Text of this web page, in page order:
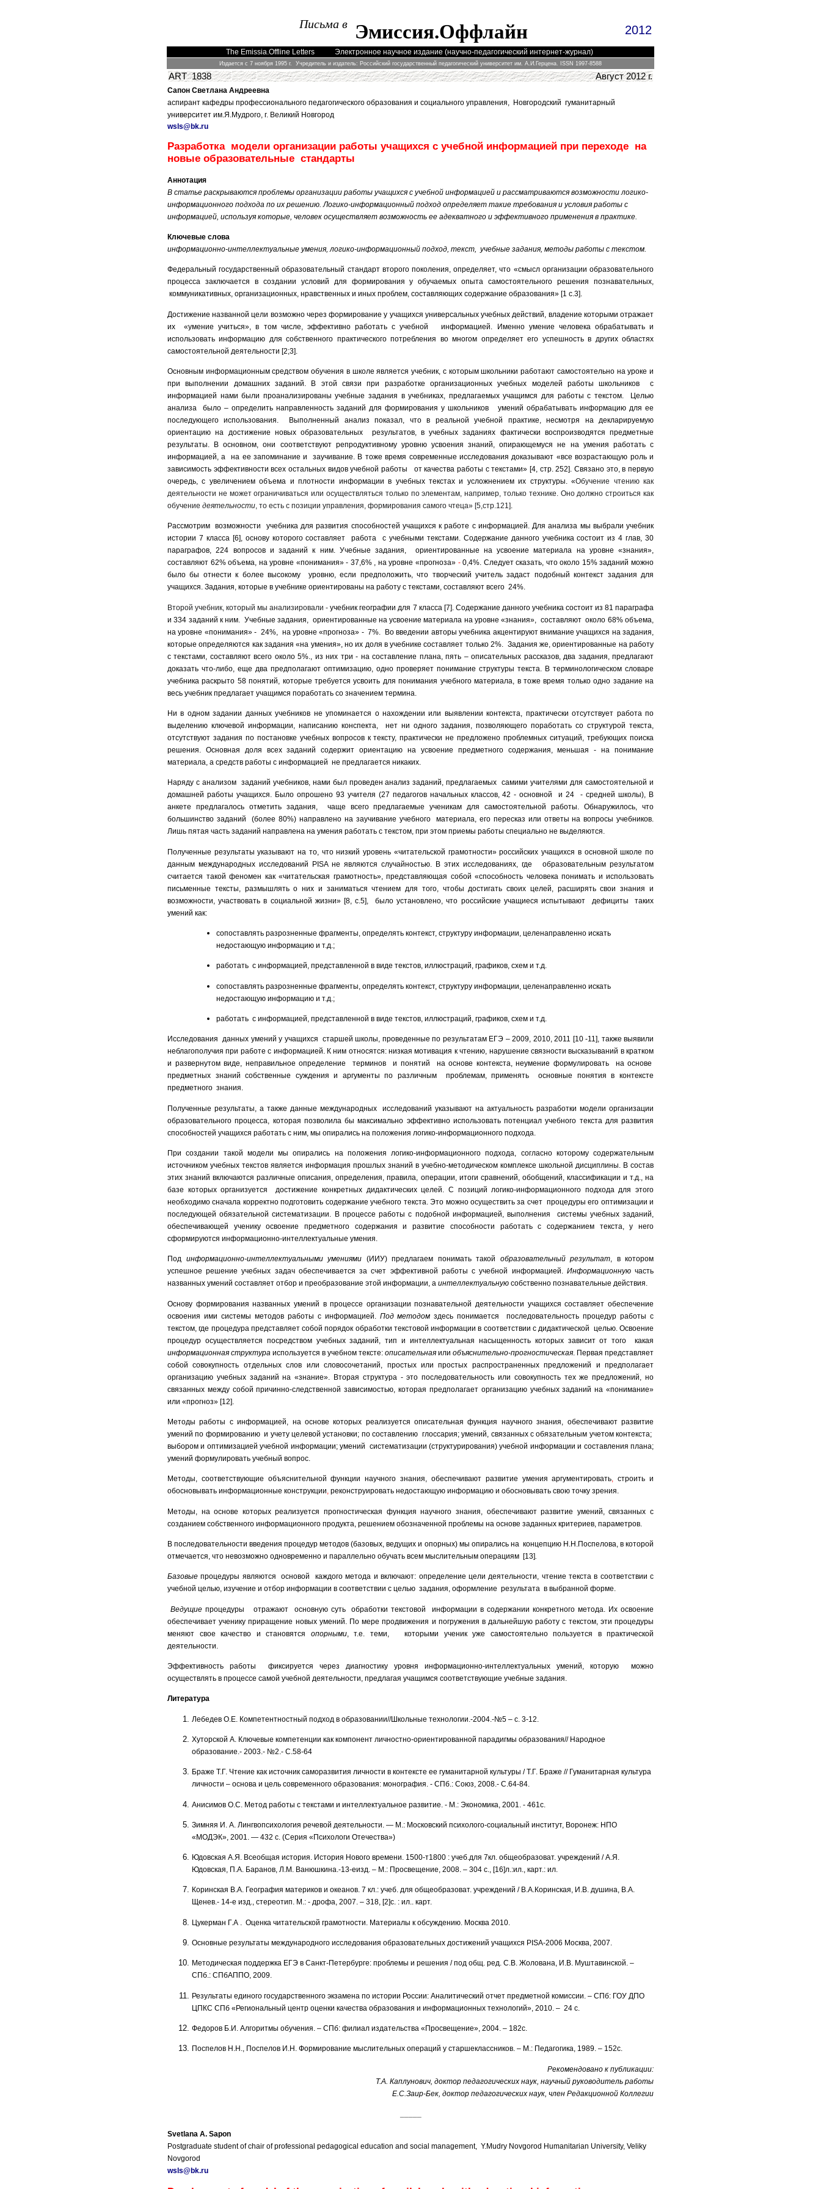
Письма в Эмиссия.Оффлайн 2012
The Emissia.Offline Letters Электронное научное издание (научно-педагогический интернет-журнал)
Издается с 7 ноября 1995 г. Учредитель и издатель: Российский государственный педагогический университет им. А.И.Герцена. ISSN 1997-8588
ART 1838 Август2012 г.
Сапон Светлана Андреевна
аспирант кафедры профессионального педагогического образования и социального управления, Новгородский гуманитарный
университет им.Я.Мудрого, г. Великий Новгород
wsls@bk.ru
Разработка модели организации работы учащихся с учебной информацией при переходе на
новые образовательные стандарты
Аннотация
В статье раскрываются проблемы организации работы учащихся с учебной информацией и рассматриваются возможности логико-
информационного подхода по их решению. Логико-информационный подход определяет такие требования и условия работы с
информацией, используя которые, человек осуществляет возможность ее адекватного и эффективного применения в практике.
Ключевые слова
информационно-интеллектуальные умения, логико-информационный подход, текст, учебные задания, методы работы с текстом.
Федеральный государственный образовательный стандарт второго поколения, определяет, что «смысл организации образовательного
процесса заключается в создании условий для формирования у обучаемых опыта самостоятельного решения познавательных,
коммуникативных, организационных, нравственных и иных проблем, составляющих содержание образования» [1 с.3].
Достижение названной цели возможно через формирование у учащихся универсальных учебных действий, владение которыми отражает
их «умение учиться», в том числе, эффективно работать с учебной информацией. Именно умение человека обрабатывать и
использовать информацию для собственного практического потребления во многом определяет его успешность в других областях
самостоятельной деятельности [2;3].
Основным информационным средством обучения в школе является учебник, с которым школьники работают самостоятельно на уроке и
при выполнении домашних заданий. В этой связи при разработке организационных учебных моделей работы школьников с
информацией нами были проанализированы учебные задания в учебниках, предлагаемых учащимся для работы с текстом. Целью
анализа было – определить направленность заданий для формирования у школьников умений обрабатывать информацию для ее
последующего использования. Выполненный анализ показал, что в реальной учебной практике, несмотря на декларируемую
ориентацию на достижение новых образовательных результатов, в учебных заданиях фактически воспроизводятся предметные
результаты. В основном, они соответствуют репродуктивному уровню усвоения знаний, опирающемуся не на умения работать с
информацией, а на ее запоминание и заучивание. В тоже время современные исследования доказывают «все возрастающую роль и
зависимость эффективности всех остальных видов учебной работы от качества работы с текстами» [4, стр. 252]. Связано это, в первую
очередь, с увеличением объема и плотности информации в учебных текстах и усложнением их структуры. «Обучение чтению как
деятельности не может ограничиваться или осуществляться только по элементам, например, только технике. Оно должно строиться как
обучение деятельности, то есть с позиции управления, формирования самого чтеца» [5,стр.121].
Рассмотрим возможности учебника для развития способностей учащихся к работе с информацией. Для анализа мы выбрали учебник
истории 7 класса [6], основу которого составляет работа с учебными текстами. Содержание данного учебника состоит из 4 глав, 30
параграфов, 224 вопросов и заданий к ним. Учебные задания, ориентированные на усвоение материала на уровне «знания»,
составляют 62% объема, на уровне «понимания» - 37,6% , на уровне «прогноза» -0,4%. Следует сказать, что около 15% заданий можно
было бы отнести к более высокому уровню, если предположить, что творческий учитель задаст подобный контекст задания для
учащихся. Задания, которые в учебнике ориентированы на работу с текстами, составляют всего 24%.
Второй учебник, который мы анализировали -учебник географии для 7 класса [7]. Содержание данного учебника состоит из 81 параграфа
и 334 заданий к ним. Учебные задания, ориентированные на усвоение материала на уровне «знания», составляют около 68% объема,
на уровне «понимания» - 24%, на уровне «прогноза» - 7%. Во введении авторы учебника акцентируют внимание учащихся на задания,
которые определяются как задания «на умения», но их доля в учебнике составляет только 2%. Задания же, ориентированные на работу
с текстами, составляют всего около 5%., из них три - на составление плана, пять – описательных рассказов, два задания, предлагают
доказать что-либо, еще два предполагают оптимизацию, одно проверяет понимание структуры текста. В терминологическом словаре
учебника раскрыто 58 понятий, которые требуется усвоить для понимания учебного материала, в тоже время только одно задание на
весь учебник предлагает учащимся поработать со значением термина.
Ни в одном задании данных учебников не упоминается о нахождении или выявлении контекста, практически отсутствует работа по
выделению ключевой информации, написанию конспекта, нет ни одного задания, позволяющего поработать со структурой текста,
отсутствуют задания по постановке учебных вопросов к тексту, практически не предложено проблемных ситуаций, требующих поиска
решения. Основная доля всех заданий содержит ориентацию на усвоение предметного содержания, меньшая - на понимание
материала, а средств работы с информацией не предлагается никаких.
Наряду с анализом заданий учебников, нами был проведен анализ заданий, предлагаемых самими учителями для самостоятельной и
домашней работы учащихся. Было опрошено 93 учителя (27 педагогов начальных классов, 42 - основной и 24 - средней школы), В
анкете предлагалось отметить задания, чаще всего предлагаемые ученикам для самостоятельной работы. Обнаружилось, что
большинство заданий (более 80%) направлено на заучивание учебного материала, его пересказ или ответы на вопросы учебников.
Лишь пятая часть заданий направлена на умения работать с текстом, при этом приемы работы специально не выделяются.
Полученные результаты указывают на то, что низкий уровень «читательской грамотности» российских учащихся в основной школе по
данным международных исследований PISAне являются случайностью. В этих исследованиях, где образовательным результатом
считается такой феномен как «читательская грамотность», представляющая собой «способность человека понимать и использовать
письменные тексты, размышлять о них и заниматься чтением для того, чтобы достигать своих целей, расширять свои знания и
возможности, участвовать в социальной жизни» [8, с.5], было установлено, что российские учащиеся испытывают дефициты таких
умений как:
сопоставлять разрозненные фрагменты, определять контекст, структуру информации, целенаправленно искать
недостающую информацию и т.д.;
работать с информацией, представленной в виде текстов, иллюстраций, графиков, схем и т.д.
сопоставлять разрозненные фрагменты, определять контекст, структуру информации, целенаправленно искать
недостающую информацию и т.д.;
работать с информацией, представленной в виде текстов, иллюстраций, графиков, схем и т.д.
Исследования данных умений у учащихся старшей школы, проведенные по результатам ЕГЭ – 2009, 2010, 2011 [10 -11], также выявили
неблагополучия при работе с информацией. К ним относятся: низкая мотивация к чтению, нарушение связности высказываний в кратком
и развернутом виде, неправильное определение терминов и понятий на основе контекста, неумение формулировать на основе
предметных знаний собственные суждения и аргументы по различным проблемам, применять основные понятия в контексте
предметного знания.
Полученные результаты, а также данные международных исследований указывают на актуальность разработки модели организации
образовательного процесса, которая позволила бы максимально эффективно использовать потенциал учебного текста для развития
способностей учащихся работать с ним, мы опирались на положения логико-информационного подхода.
При создании такой модели мы опирались на положения логико-информационного подхода, согласно которому содержательным
источником учебных текстов является информация прошлых знаний в учебно-методическом комплексе школьной дисциплины. В состав
этих знаний включаются различные описания, определения, правила, операции, итоги сравнений, обобщений, классификации и т.д., на
базе которых организуется достижение конкретных дидактических целей. С позиций логико-информационного подхода для этого
необходимо сначала корректно подготовить содержание учебного текста. Это можно осуществить за счет процедуры его оптимизации и
последующей обязательной систематизации. В процессе работы с подобной информацией, выполнения системы учебных заданий,
обеспечивающей ученику освоение предметного содержания и развитие способности работать с содержанием текста, у него
сформируются информационно-интеллектуальные умения.
Под информационно-интеллектуальными умениями (ИИУ) предлагаем понимать такой образовательный результат, в котором
успешное решение учебных задач обеспечивается за счет эффективной работы с учебной информацией. Информационнуючасть
названных умений составляет отбор и преобразование этой информации, а интеллектуальную собственно познавательные действия.
Основу формирования названных умений в процессе организации познавательной деятельности учащихся составляет обеспечение
освоения ими системы методов работы с информацией. Под методом здесь понимается последовательность процедур работы с
текстом, где процедура представляет собой порядок обработки текстовой информации в соответствии с дидактической целью. Освоение
процедур осуществляется посредством учебных заданий, тип и интеллектуальная насыщенность которых зависит от того какая
информационная структура используется в учебном тексте: описательная или объяснительно-прогностическая . Первая представляет
собой совокупность отдельных слов или словосочетаний, простых или простых распространенных предложений и предполагает
организацию учебных заданий на «знание». Вторая структура - это последовательность или совокупность тех же предложений, но
связанных между собой причинно-следственной зависимостью, которая предполагает организацию учебных заданий на «понимание»
или «прогноз» [12].
Методы работы с информацией, на основе которых реализуется описательная функция научного знания, обеспечивают развитие
умений по формированию и учету целевой установки; по составлению глоссария; умений, связанных с обязательным учетом контекста;
выбором и оптимизацией учебной информации; умений систематизации (структурирования) учебной информации и составления плана;
умений формулировать учебный вопрос.
Методы, соответствующие объяснительной функции научного знания, обеспечивают развитие умения аргументировать, строить и
обосновывать информационные конструкции, реконструировать недостающую информацию и обосновывать свою точку зрения.
Методы, на основе которых реализуется прогностическая функция научного знания, обеспечивают развитие умений, связанных с
созданием собственного информационного продукта, решением обозначенной проблемы на основе заданных критериев, параметров.
В последовательности введения процедур методов (базовых, ведущих и опорных) мы опирались на концепцию Н.Н.Поспелова, в которой
отмечается, что невозможно одновременно и параллельно обучать всем мыслительным операциям [13].
Базовые процедуры являются основой каждого метода и включают: определение цели деятельности, чтение текста в соответствии с
учебной целью, изучение и отбор информации в соответствии с целью задания, оформление результата в выбранной форме.
Ведущиепроцедуры отражают основную суть обработки текстовой информации в содержании конкретного метода. Их освоение
обеспечивает ученику приращение новых умений. По мере продвижения и погружения в дальнейшую работу с текстом, эти процедуры
меняют свое качество и становятся опорными, т.е. теми, которыми ученик уже самостоятельно пользуется в практической
деятельности.
Эффективность работы фиксируется через диагностику уровня информационно-интеллектуальных умений, которую можно
осуществлять в процессе самой учебной деятельности, предлагая учащимся соответствующие учебные задания.
Литература
Лебедев О.Е. Компетентностный подход в образовании//Школьные технологии.-2004.-№5 – с. 3-12.
Хуторской А. Ключевые компетенции как компонент личностно-ориентированной парадигмы образования// Народное
образование.- 2003.- №2.- С.58-64
Браже Т.Г. Чтение как источник саморазвития личности в контексте ее гуманитарной культуры / Т.Г. Браже // Гуманитарная культура
личности – основа и цель современного образования: монография. - СПб.: Союз, 2008.- С.64-84.
Анисимов О.С. Метод работы с текстами и интеллектуальное развитие. - М.: Экономика, 2001. - 461с.
Зимняя И. А. Лингвопсихология речевой деятельности. — М.: Московский психолого-социальный институт, Воронеж: НПО
«МОДЭК», 2001. — 432 с. (Серия «Психологи Отечества»)
Юдовская А.Я. Всеобщая история. История Нового времени. 1500-т1800 : учеб.для 7кл. общеобразоват. учреждений / А.Я.
Юдовская, П.А. Баранов, Л.М. Ванюшкина.-13-еизд. – М.: Просвещение, 2008. – 304 с., [16]л.:ил., карт.: ил.
Коринская В.А. География материков и океанов. 7 кл.: учеб. для общеобразоват. учреждений / В.А.Коринская, И.В. душина, В.А.
Щенев.- 14-е изд., стереотип. М.: - дрофа, 2007. – 318, [2]с. : ил.. карт.
Цукерман Г.А . Оценка читательской грамотности. Материалы к обсуждению. Москва 2010.
Основные результаты международного исследования образовательных достижений учащихся PISA-2006 Москва, 2007.
Методическая поддержка ЕГЭ в Санкт-Петербурге: проблемы и решения / под общ. ред. С.В. Жолована, И.В. Муштавинской. –
СПб.: СПбАППО, 2009.
Результаты единого государственного экзамена по истории России: Аналитический отчет предметной комиссии. – СПб: ГОУ ДПО
ЦПКС СПб «Региональный центр оценки качества образования и информационных технологий», 2010. – 24 с.
Федоров Б.И. Алгоритмы обучения. – СПб: филиал издательства «Просвещение», 2004. – 182с.
Поспелов Н.Н., Поспелов И.Н. Формирование мыслительных операций у старшеклассников. – М.: Педагогика, 1989. – 152с.
Рекомендовано к публикации:
Т.А. Каплунович, доктор педагогических наук, научный руководитель работы
Е.С.Заир-Бек, доктор педагогических наук, член Редакционной Коллегии
Svetlana A. Sapon
Postgraduate student of chair of professional pedagogical education and social management, Y.Mudry Novgorod Humanitarian University, Veliky
Novgorod
wsls@bk.ru